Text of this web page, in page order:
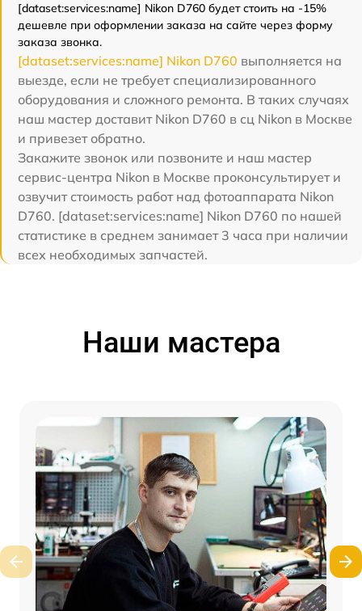
[dataset:services:name] Nikon D760 будет стоить на -15%
дешевле при оформлении заказа на сайте через форму
заказа звонка.
[dataset:services:name] Nikon D760 выполняется на
выезде, если не требует специализированного
оборудования и сложного ремонта. В таких случаях
наш мастер доставит Nikon D760 в сц Nikon в Москве
и привезет обратно.
Закажите звонок или позвоните и наш мастер
сервис-центра Nikon в Москве проконсультирует и
озвучит стоимость работ над фотоаппарата Nikon
D760. [dataset:services:name] Nikon D760 по нашей
статистике в среднем занимает 3 часа при наличии
всех необходимых запчастей.
Наши мастера